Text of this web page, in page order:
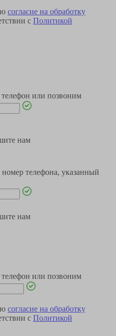
согласие на обработку
с Политикой
или позвоним
нам
телефона, указанный
нам
или позвоним
согласие на обработку
с Политикой